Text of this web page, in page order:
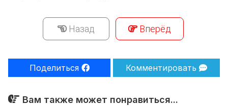
Назад Вперёд
Поделиться Комментировать
Вам также может понравиться...